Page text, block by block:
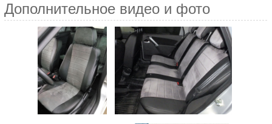
Дополнительное видео и фото